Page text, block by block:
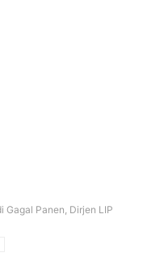
Gagal Panen, Dirjen LIP